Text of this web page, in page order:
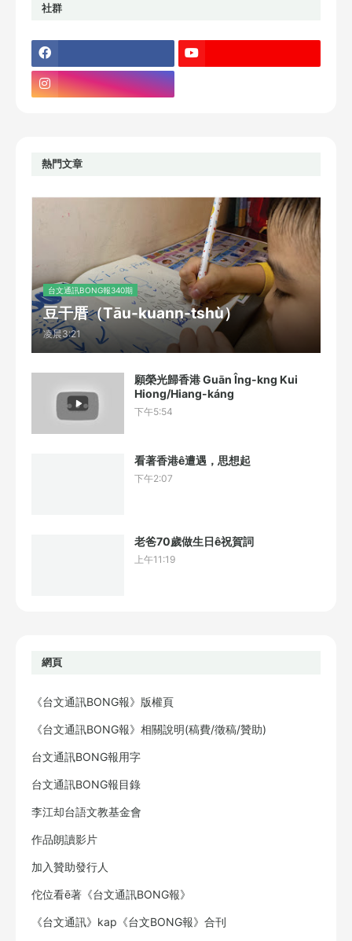
社群
熱門文章
台文通訊BONG報340期
豆干厝（Tāu-kuann-tshù）
凌晨3:21
願榮光歸香港 Guān Îng-kng Kui
Hiong/Hiang-káng
下午5:54
看著香港ê遭遇，思想起
下午2:07
老爸70歲做生日ê祝賀詞
上午11:19
網頁
《台文通訊BONG報》版權頁
《台文通訊BONG報》相關說明(稿費/徵稿/贊助)
台文通訊BONG報用字
台文通訊BONG報目錄
李江却台語文教基金會
作品朗讀影片
加入贊助發行人
佗位看ē著《台文通訊BONG報》
《台文通訊》kap《台文BONG報》合刊